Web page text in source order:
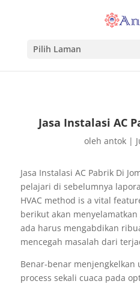
Pilih Laman
Jasa Instalasi AC
oleh antok|
Jasa Instalasi AC Pabrik Di
pelajari di sebelumnya
HVAC method is a vital
berikut akan
ada harus mengabdikan
mencegah masalah dari
Benar-benar menjengkelkan
process sekali cuaca pada